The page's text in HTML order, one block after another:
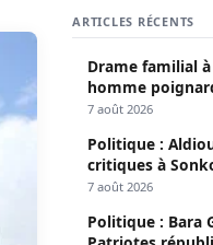
ARTICLES RÉCENTS
Drame familial
homme
aîné
7 août 2026
Politique :
critiques à
7 août 2026
Politique : Bara